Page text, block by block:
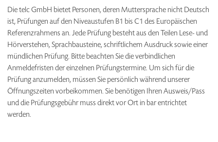
Die telc GmbH bietet Personen, deren Muttersprache nicht Deutsch
ist, Prüfungen auf den Niveaustufen B1 bis C1 des Europäischen
Referenzrahmens an. Jede Prüfung besteht aus den Teilen Lese- und
Hörverstehen, Sprachbausteine, schriftlichem Ausdruck sowie einer
mündlichen Prüfung. Bitte beachten Sie die verbindlichen
Anmeldefristen der einzelnen Prüfungstermine. Um sich für die
Prüfung anzumelden, müssen Sie persönlich während unserer
Öffnungszeiten vorbeikommen. Sie benötigen Ihren Ausweis/Pass
und die Prüfungsgebühr muss direkt vor Ort in bar entrichtet
werden.